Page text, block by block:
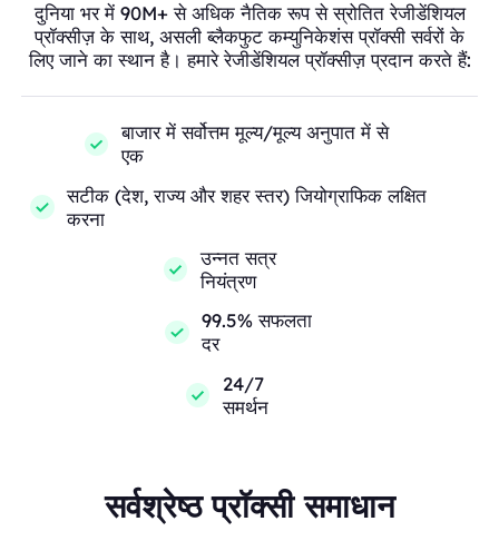
दुनिया भर में 90M+ से अधिक नैतिक रूप से स्रोतित रेजीडेंशियल
प्रॉक्सीज़ के साथ, असली ब्लैकफुट कम्युनिकेशंस प्रॉक्सी सर्वरों के
लिए जाने का स्थान है। हमारे रेजीडेंशियल प्रॉक्सीज़ प्रदान करते हैं:
बाजार में सर्वोत्तम मूल्य/मूल्य अनुपात में से
एक
सटीक (देश, राज्य और शहर स्तर) जियोग्राफिक लक्षित
करना
उन्नत सत्र
नियंत्रण
99.5% सफलता
दर
24/7
समर्थन
सर्वश्रेष्ठ प्रॉक्सी समाधान